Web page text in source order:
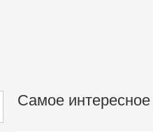
Самое интересное